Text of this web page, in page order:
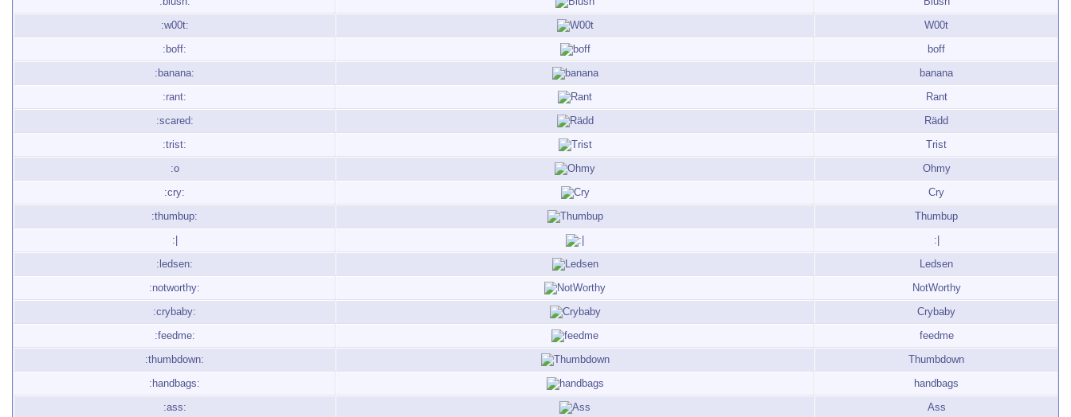
:w00t:
W00t
:boff:
boff
:banana:
banana
:rant:
Rant
:scared:
Rädd
:trist:
Trist
:o
Ohmy
:cry:
Cry
:thumbup:
Thumbup
:|
:|
:ledsen:
Ledsen
:notworthy:
NotWorthy
:crybaby:
Crybaby
:feedme:
feedme
:thumbdown:
Thumbdown
:handbags:
handbags
:ass:
Ass